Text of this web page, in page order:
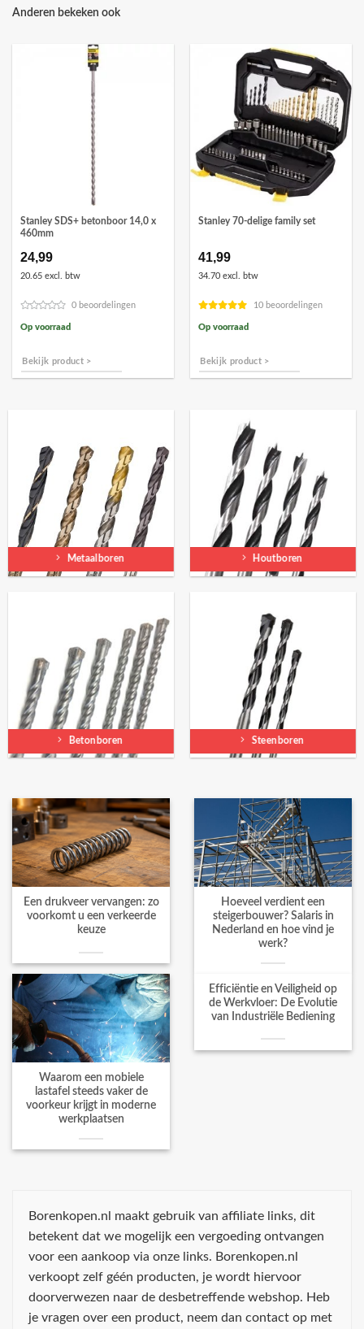
Anderen bekeken ook
Stanley SDS+ betonboor 14,0 x
460mm
24,99
20.65 excl. btw
0 beoordelingen
Op voorraad
Bekijk product >
Stanley 70-delige family set
41,99
34.70 excl. btw
10 beoordelingen
Op voorraad
Bekijk product >
Metaalboren Houtboren
Betonboren Steenboren
Een drukveer vervangen: zo
voorkomt u een verkeerde
keuze
Hoeveel verdient een
steigerbouwer? Salaris in
Nederland en hoe vind je
werk?
Waarom een mobiele
lastafel steeds vaker de
voorkeur krijgt in moderne
werkplaatsen
Efficiëntie en Veiligheid op
de Werkvloer: De Evolutie
van Industriële Bediening
Borenkopen.nl maakt gebruik van affiliate links, dit
betekent dat we mogelijk een vergoeding ontvangen
voor een aankoop via onze links. Borenkopen.nl
verkoopt zelf géén producten, je wordt hiervoor
doorverwezen naar de desbetreffende webshop. Heb
je vragen over een product, neem dan contact op met